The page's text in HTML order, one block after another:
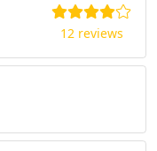
12 reviews